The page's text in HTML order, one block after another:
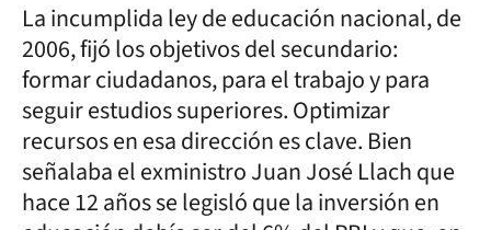
La incumplida ley de educación nacional, de
2006, fijó los objetivos del secundario:
formar ciudadanos, para el trabajo y para
seguir estudios superiores. Optimizar
recursos en esa dirección es clave. Bien
señalaba el exministro Juan José Llach que
hace 12 años se legisló que la inversión en